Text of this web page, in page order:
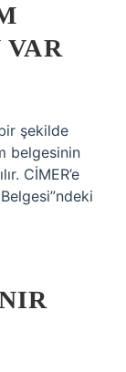
şekilde
belgesinin
CİMER’e